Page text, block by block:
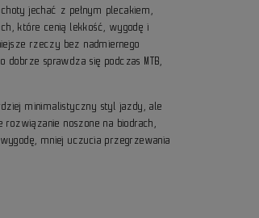
jechać z pełnym plecakiem,
które cenią lekkość, wygodę i
rzeczy bez nadmiernego
sprawdza się podczas MTB,
minimalistyczny styl jazdy, ale
noszone na biodrach,
mniej uczucia przegrzewania